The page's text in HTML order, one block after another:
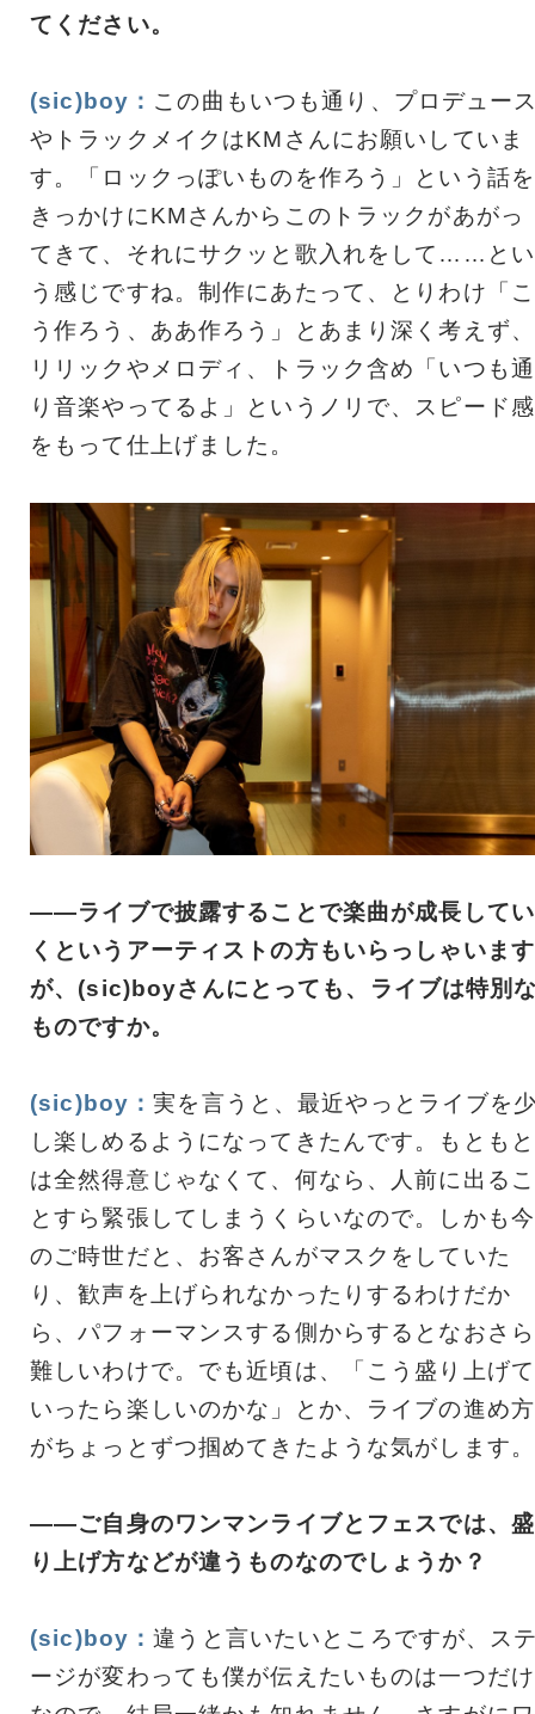
てください。
(sic)boy： この曲もいつも通り、プロデュー
やトラックメイクはKMさんにお願いしていま
す。「ロックっぽいものを作ろう」という話を
きっかけにKMさんからこのトラックがあがっ
てきて、それにサクッと歌入れをして……とい
う感じですね。制作にあたって、とりわけ「こ
う作ろう、ああ作ろう」とあまり深く考えず、
リリックやメロディ、トラック含め「いつも通
り音楽やってるよ」というノリで、スピード感
をもって仕上げました。
――ライブで披露することで楽曲が成長してい
くというアーティストの方もいらっしゃいます
が、(sic)boyさんにとっても、ライブは特別
ものですか。
(sic)boy：実を言うと、最近やっとライブを
し楽しめるようになってきたんです。もともと
は全然得意じゃなくて、何なら、人前に出るこ
とすら緊張してしまうくらいなので。しかも今
のご時世だと、お客さんがマスクをしていた
り、歓声を上げられなかったりするわけだか
ら、パフォーマンスする側からするとなおさら
難しいわけで。でも近頃は、「こう盛り上げて
いったら楽しいのかな」とか、ライブの進め方
がちょっとずつ掴めてきたような気がします。
――ご自身のワンマンライブとフェスでは、盛
り上げ方などが違うものなのでしょうか？
(sic)boy：違うと言いたいところですが、ス
ージが変わっても僕が伝えたいものは一つだけ